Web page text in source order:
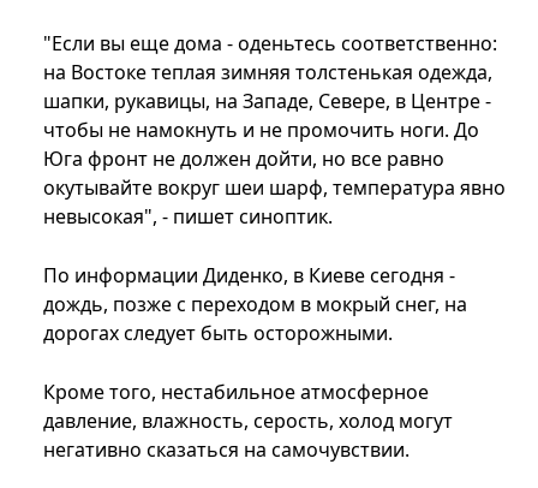
"Если вы еще дома - оденьтесь соответственно:
на Востоке теплая зимняя толстенькая одежда,
шапки, рукавицы, на Западе, Севере, в Центре -
чтобы не намокнуть и не промочить ноги. До
Юга фронт не должен дойти, но все равно
окутывайте вокруг шеи шарф, температура явно
невысокая", - пишет синоптик.
По информации Диденко, в Киеве сегодня -
дождь, позже с переходом в мокрый снег, на
дорогах следует быть осторожными.
Кроме того, нестабильное атмосферное
давление, влажность, серость, холод могут
негативно сказаться на самочувствии.